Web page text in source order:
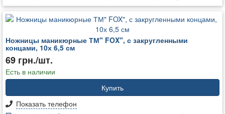
Ножницы маникюрные ТМ" FOX", с закругленными
концами, 10х 6,5 см
69 грн./шт.
Есть в наличии
Купить
Показать телефон